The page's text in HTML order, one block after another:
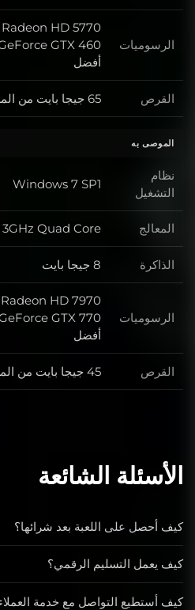
الرسوميات
أفضل
القرص 65 جيجا بايت من المساحة المتاحة
الموصى به
نظام
التشغيل
Windows 7 SP1
المعالج 3GHz Quad Core
الذاكرة 8 جيجا بايت
الرسوميات
أفضل
القرص 45 جيجا بايت من المساحة المتاحة
الأسئلة الشائعة
كيف أحصل على اللعبة بعد شرائها؟
كيف يعمل التسليم الرقمي؟
كيف أستطيع التواصل مع خدمة